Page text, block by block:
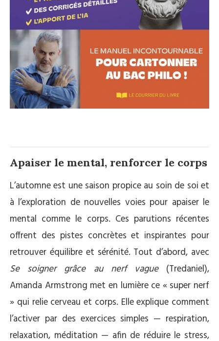
Apaiser le mental, renforcer le corps
L’automne est une saison propice au soin de soi et
à l’exploration de nouvelles voies pour apaiser le
mental comme le corps. Ces parutions récentes
offrent des pistes concrètes et inspirantes pour
retrouver équilibre et sérénité. Tout d’abord, avec
Se soigner grâce au nerf vague(Tredaniel),
Amanda Armstrong met en lumière ce « super nerf
» qui relie cerveau et corps. Elle explique comment
l’activer par des exercices simples — respiration,
relaxation, méditation — afin de réduire le stress,